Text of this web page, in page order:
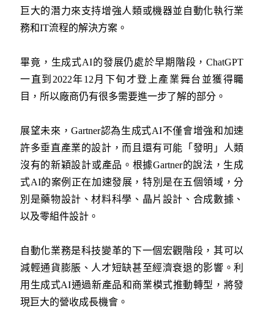
巨大的潛力來支持增強人類或機器並自動化執行業
務和IT流程的解決方案。
畢竟，生成式AI的發展仍處於早期階段，ChatGPT
一直到2022年12月下旬才登上產業舞台並獲得矚
目，所以廠商仍有很多需要進一步了解的部分。
展望未來，Gartner認為生成式AI不僅會增強和加速
許多垂直產業的設計，而且還有可能「發明」人類
沒有的新穎設計或產品。根據Gartner的說法，生成
式AI的案例正在加速發展，特別是在五個領域，分
別是藥物設計、材料科學、晶片設計、合成數據、
以及零組件設計。
自動化業務是科技變革的下一個宏觀階段，其可以
減輕通貨膨脹、人才短缺甚至經濟衰退的影響。利
用生成式AI通過新產品和商業模式推動轉型，將發
現巨大的營收成長機會。